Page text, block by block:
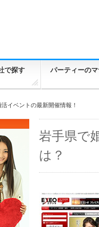
で探す パーティーの
イベントの最新開催情報！
岩手県で
は？